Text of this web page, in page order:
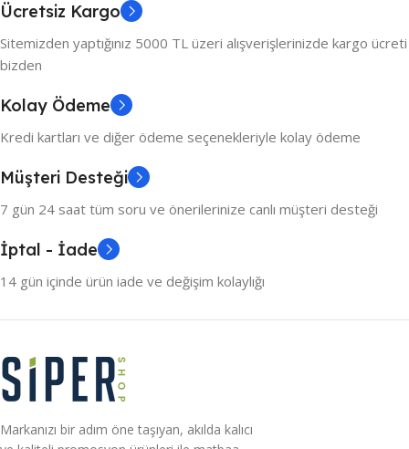
Ücretsiz Kargo
Sitemizden yaptığınız 5000 TL üzeri alışverişlerinizde kargo ücreti
bizden
Kolay Ödeme
Kredi kartları ve diğer ödeme seçenekleriyle kolay ödeme
Müşteri Desteği
7 gün 24 saat tüm soru ve önerilerinize canlı müşteri desteği
İptal - İade
14 gün içinde ürün iade ve değişim kolaylığı
Markanızı bir adım öne taşıyan, akılda kalıcı